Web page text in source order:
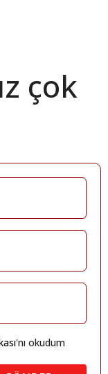
çok
'nı okudum